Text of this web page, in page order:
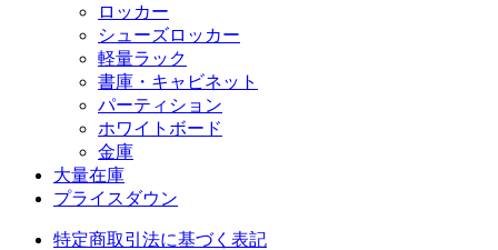
ロッカー
シューズロッカー
軽量ラック
書庫・キャビネット
パーティション
ホワイトボード
金庫
大量在庫
プライスダウン
特定商取引法に基づく表記